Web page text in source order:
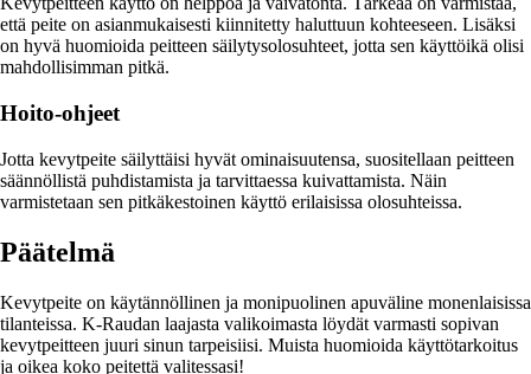
että peite on asianmukaisesti kiinnitetty haluttuun kohteeseen. Lisäksi
on hyvä huomioida peitteen säilytysolosuhteet, jotta sen käyttöikä olisi
mahdollisimman pitkä.
Hoito-ohjeet
Jotta kevytpeite säilyttäisi hyvät ominaisuutensa, suositellaan peitteen
säännöllistä puhdistamista ja tarvittaessa kuivattamista. Näin
varmistetaan sen pitkäkestoinen käyttö erilaisissa olosuhteissa.
Päätelmä
Kevytpeite on käytännöllinen ja monipuolinen apuväline monenlaisissa
tilanteissa. K-Raudan laajasta valikoimasta löydät varmasti sopivan
kevytpeitteen juuri sinun tarpeisiisi. Muista huomioida käyttötarkoitus
ja oikea koko peitettä valitessasi!